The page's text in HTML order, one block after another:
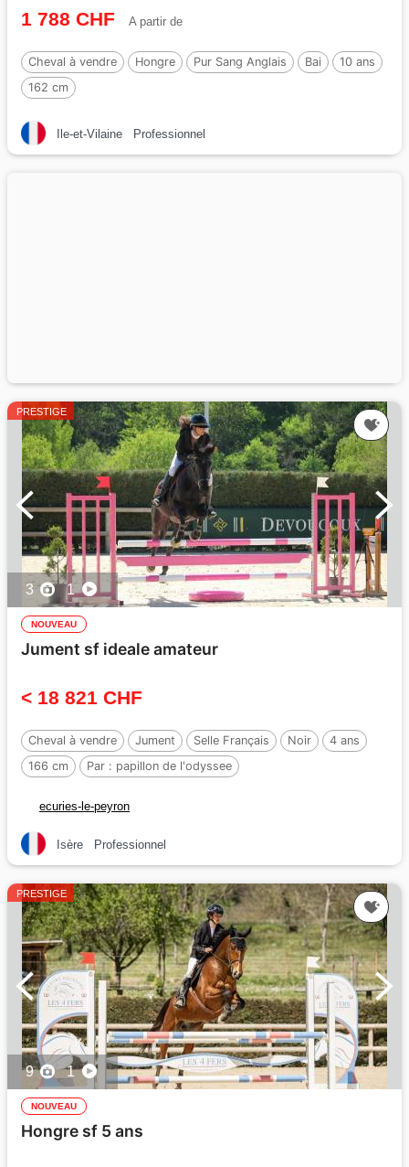
1 788 CHF A partir de
Cheval à vendre Hongre Pur Sang Anglais Bai
10 ans
162 cm
Ile-et-Vilaine Professionnel
PRESTIGE
3 1
NOUVEAU
Jument sf ideale amateur
< 18 821 CHF
Cheval à vendre Jument Selle Français Noir
4 ans
166 cm
Par : papillon de l'odyssee
ecuries-le-peyron
Isère Professionnel
PRESTIGE
9 1
NOUVEAU
Hongre sf 5 ans